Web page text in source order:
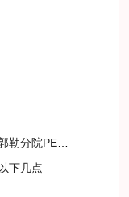
检测设备结果公告
下几点